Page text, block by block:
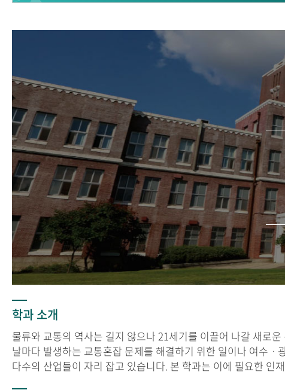
학과 소개
물류와 교통의 역사는 길지 않으나 21세기를 이끌어 나갈 새로
날마다 발생하는 교통혼잡 문제를 해결하기 위한 일이나 여수
다수의 산업들이 자리 잡고 있습니다. 본 학과는 이에 필요한 인